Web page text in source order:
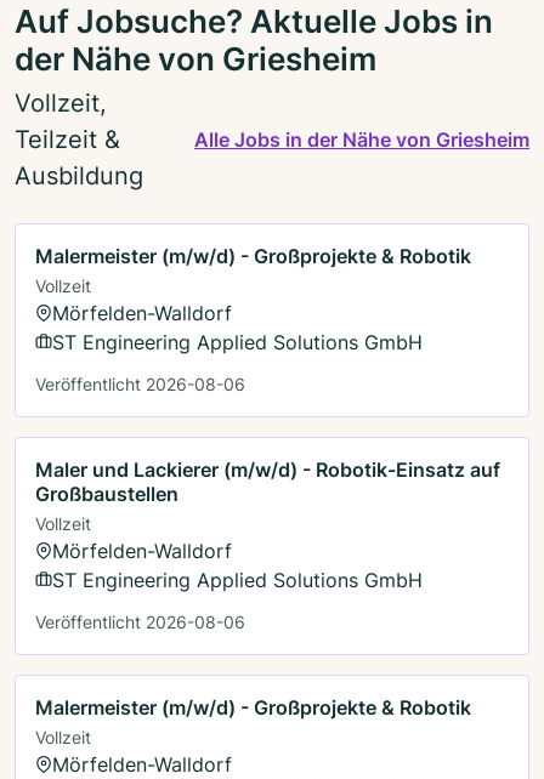
Auf Jobsuche? Aktuelle Jobs in
der Nähe von Griesheim
Vollzeit,
Teilzeit &
Ausbildung
Alle Jobs in der Nähe von Griesheim
Malermeister (m/w/d) - Großprojekte & Robotik
Vollzeit
Mörfelden-Walldorf
ST Engineering Applied Solutions GmbH
Veröffentlicht 2026-08-06
Maler und Lackierer (m/w/d) - Robotik-Einsatz auf
Großbaustellen
Vollzeit
Mörfelden-Walldorf
ST Engineering Applied Solutions GmbH
Veröffentlicht 2026-08-06
Malermeister (m/w/d) - Großprojekte & Robotik
Vollzeit
Mörfelden-Walldorf